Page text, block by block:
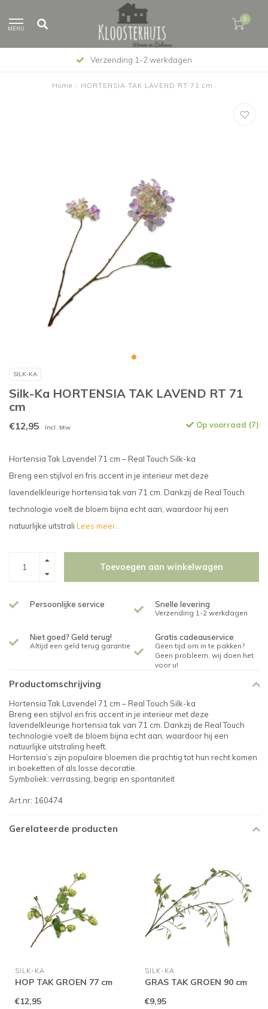
MENU
0
Verzending 1-2 werkdagen
Home / HORTENSIA TAK LAVEND RT 71 cm
SILK-KA
Silk-Ka HORTENSIA TAK LAVEND RT 71
cm
€12,95 Incl. btw Op voorraad (7)
Hortensia Tak Lavendel 71 cm – Real Touch Silk-ka
Breng een stijlvol en fris accent in je interieur met deze
lavendelkleurige hortensia tak van 71 cm. Dankzij de Real Touch
technologie voelt de bloem bijna echt aan, waardoor hij een
natuurlijke uitstrali Lees meer..
Toevoegen aan winkelwagen
Persoonlijke service Snelle levering
Verzending 1-2 werkdagen
Niet goed? Geld terug!
Altijd een geld terug garantie
Gratis cadeauservice
Geen tijd om in te pakken?
Geen probleem, wij doen het
voor u!
Productomschrijving
Hortensia Tak Lavendel 71 cm – Real Touch Silk-ka
Breng een stijlvol en fris accent in je interieur met deze
lavendelkleurige hortensia tak van 71 cm. Dankzij de Real Touch
technologie voelt de bloem bijna echt aan, waardoor hij een
natuurlijke uitstraling heeft.
Hortensia’s zijn populaire bloemen die prachtig tot hun recht komen
in boeketten of als losse decoratie.
Symboliek: verrassing, begrip en spontaniteit
Art.nr: 160474
Gerelateerde producten
SILK-KA
HOP TAK GROEN 77 cm
€12,95
SILK-KA
GRAS TAK GROEN 90 cm
€9,95